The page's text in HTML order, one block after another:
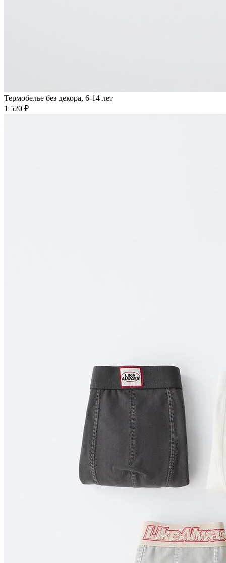
Термобелье без декора, 6-14 лет
1 520 ₽